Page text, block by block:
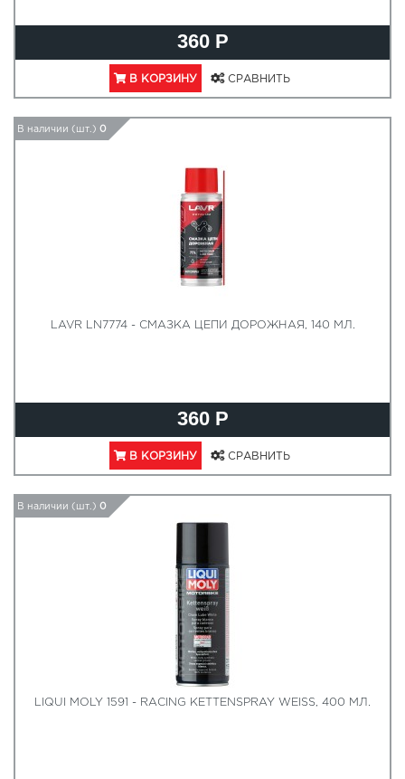
360 Р
В КОРЗИНУ СРАВНИТЬ
В наличии (шт.) 0
LAVR LN7774 - СМАЗКА ЦЕПИ ДОРОЖНАЯ, 140 МЛ.
360 Р
В КОРЗИНУ СРАВНИТЬ
В наличии (шт.) 0
LIQUI MOLY 1591 - RACING KETTENSPRAY WEISS, 400 МЛ.